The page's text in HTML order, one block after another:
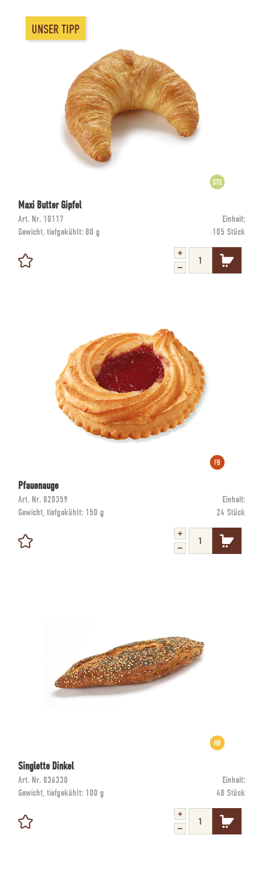
UNSER TIPP
Maxi Butter Gipfel
Art. Nr. 10117
Einheit:
Gewicht, tiefgekühlt: 80 g 105 Stück
Pfauenauge
Art. Nr. 820359
Einheit:
Gewicht, tiefgekühlt: 150 g 24 Stück
Singlette Dinkel
Art. Nr. 836330
Einheit:
Gewicht, tiefgekühlt: 100 g 48 Stück